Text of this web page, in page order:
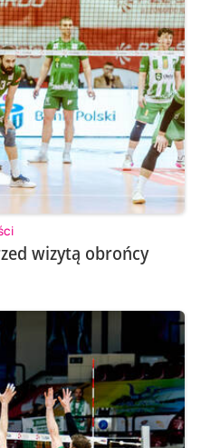
wizytą obrońcy